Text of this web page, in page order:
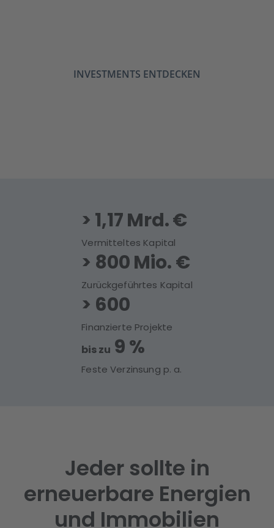
INVESTMENTS ENTDECKEN
> 1,17 Mrd. €
Vermitteltes Kapital
> 800Mio. €
Zurückgeführtes Kapital
> 600
Finanzierte Projekte
bis zu 9 %
Feste Verzinsung p. a.
Jeder sollte in
erneuerbare Energien
und Immobilien